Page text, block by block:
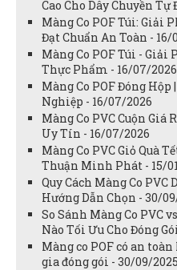
Cao Cho Dây Chuyền Tự
Màng Co POF Túi: Giải
Đạt Chuẩn An Toàn - 16/
Màng Co POF Túi - Giải
Thực Phẩm - 16/07/2026
Màng Co POF Đóng
Nghiệp - 16/07/2026
Màng Co PVC Cuộn
Uy Tín - 16/07/2026
Màng Co PVC Giỏ Quà
Thuận Minh Phát - 15/
Quy Cách Màng Co PVC
Hướng Dẫn Chọn - 30/
So Sánh Màng Co PVC
Nào Tối Ưu Cho Đóng
Màng co POF có an
gia đóng gói - 30/09/2025